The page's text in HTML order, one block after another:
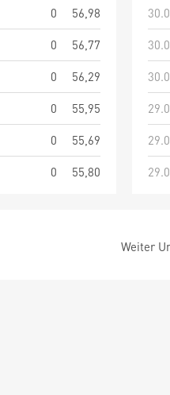
0
56,98
0
56,77
0
56,29
0
55,95
0
55,69
0 55,80
Weiter